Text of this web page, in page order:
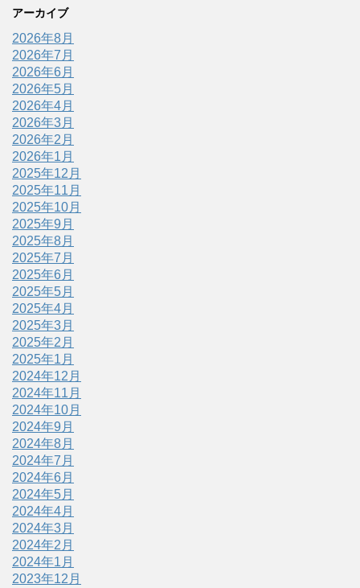
アーカイブ
2026年8月
2026年7月
2026年6月
2026年5月
2026年4月
2026年3月
2026年2月
2026年1月
2025年12月
2025年11月
2025年10月
2025年9月
2025年8月
2025年7月
2025年6月
2025年5月
2025年4月
2025年3月
2025年2月
2025年1月
2024年12月
2024年11月
2024年10月
2024年9月
2024年8月
2024年7月
2024年6月
2024年5月
2024年4月
2024年3月
2024年2月
2024年1月
2023年12月